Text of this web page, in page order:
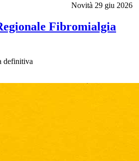
Novità 29 giu 2026
Fibromialgia
definitiva